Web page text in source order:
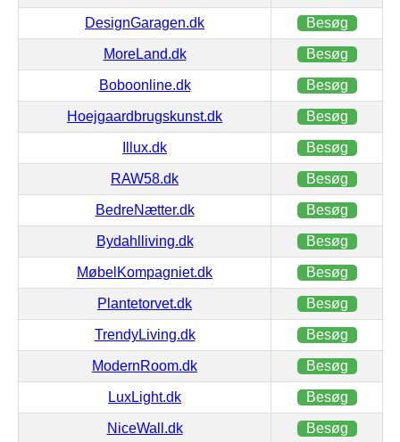
DesignGaragen.dk Besøg
MoreLand.dk Besøg
Boboonline.dk Besøg
Hoejgaardbrugskunst.dk Besøg
Illux.dk Besøg
RAW58.dk Besøg
BedreNætter.dk Besøg
Bydahlliving.dk Besøg
MøbelKompagniet.dk Besøg
Plantetorvet.dk Besøg
TrendyLiving.dk Besøg
ModernRoom.dk Besøg
LuxLight.dk Besøg
NiceWall.dk Besøg